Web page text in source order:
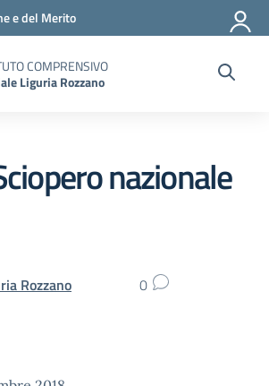
e del Merito
COMPRENSIVO
Liguria Rozzano
nazionale
Rozzano 0